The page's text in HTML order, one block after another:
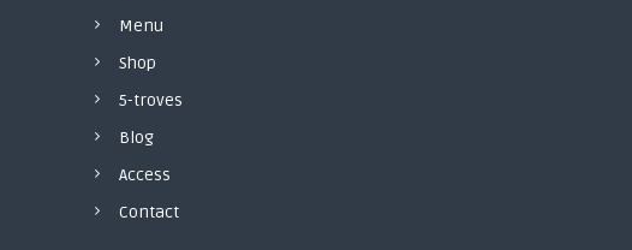
Menu
Shop
5-troves
Blog
Access
Contact